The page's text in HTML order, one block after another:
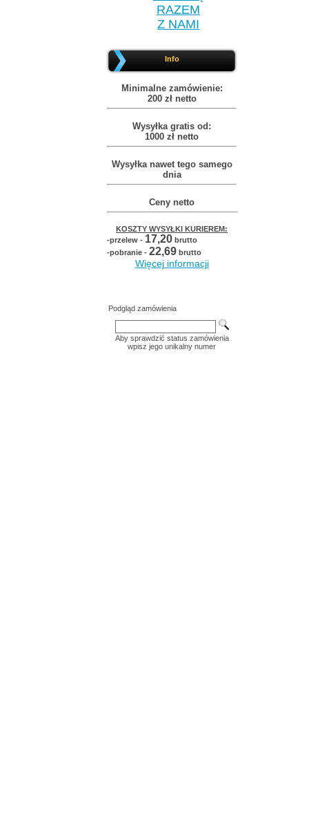
RAZEM
Z NAMI
Info
Minimalne zamówienie:
200 zł netto
Wysyłka gratis od:
1000 zł netto
Wysyłka nawet tego samego
dnia
Ceny netto
KOSZTY WYSYŁKI KURIEREM:
-przelew - 17,20 brutto
-pobranie - 22,69 brutto
Więcej informacji
Podgląd zamówienia
Aby sprawdzić status zamówienia
wpisz jego unikalny numer